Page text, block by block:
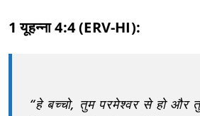
1 यूहन्ना 4:4 (ERV-HI):
“हे बच्चो, तुम परमेश्वर से हो और